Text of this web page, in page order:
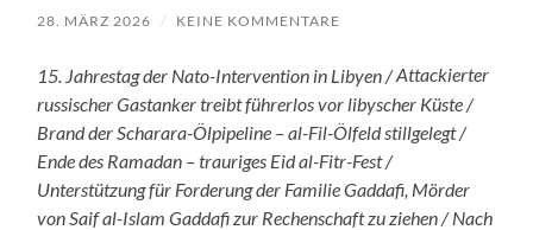
28. MÄRZ 2026 / KEINE KOMMENTARE
15. Jahrestag der Nato-Intervention in Libyen /Attackierter
russischer Gastanker treibt führerlos vor libyscher Küste /
Brand der Scharara-Ölpipeline – al-Fil-Ölfeld stillgelegt /
Ende des Ramadan – trauriges Eid al-Fitr-Fest /
Unterstützung für Forderung der Familie Gaddafi, Mörder
von Saif al-Islam Gaddafi zur Rechenschaft zu ziehen / Nach